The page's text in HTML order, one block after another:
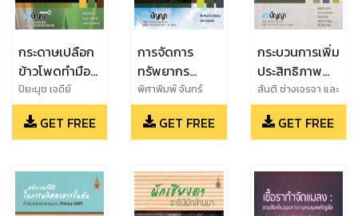
กระดาษเปลือก
ข้าวโพดทำมือ
การสร้างบรรจุ
ภัณฑ์เพื่อสิ่ง
แวดล้อม
ปิยะนุช เจดีย์
ยอด,ภัทราวดี ธง
งาม,วันชัยยุทธ วงษ์
เทพ
GET FREE
การจัดการ
ทรัพยากร
ชุมชนเพื่อการ
จัดการท่อง
เที่ยว
พิศาพิมพ์ จันทร์
พรหม และ นริศ
กำแพงแก้ว
GET FREE
กระบวนการเพิ่ม
ประสิทธิภาพ
การผลิต
สับปะรด
สันติ ช่างเจรจา และ
รุ่งนภา ช่างเจรจา
และ นิอร โฉมศรี
และ ยุทธนา เขา
ตนทิพย์
GET FREE